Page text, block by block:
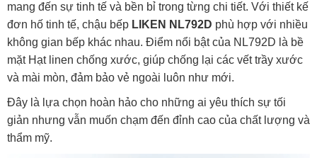
mang đến sự tinh tế và bền bỉ trong từng chi tiết. Với thiết kế
đơn hố tinh tế, chậu bếp LIKEN NL792D phù hợp với nhiều
không gian bếp khác nhau. Điểm nổi bật của NL792D là bề
mặt Hạt linen chống xước, giúp chống lại các vết trầy xước
và mài mòn, đảm bảo vẻ ngoài luôn như mới.
Đây là lựa chọn hoàn hảo cho những ai yêu thích sự tối
giản nhưng vẫn muốn chạm đến đỉnh cao của chất lượng và
thẩm mỹ.